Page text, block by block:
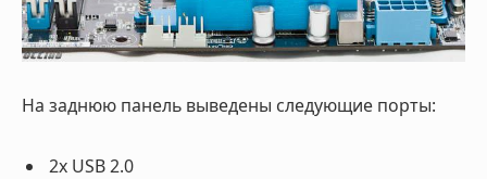
На заднюю панель выведены следующие порты:
2x USB 2.0